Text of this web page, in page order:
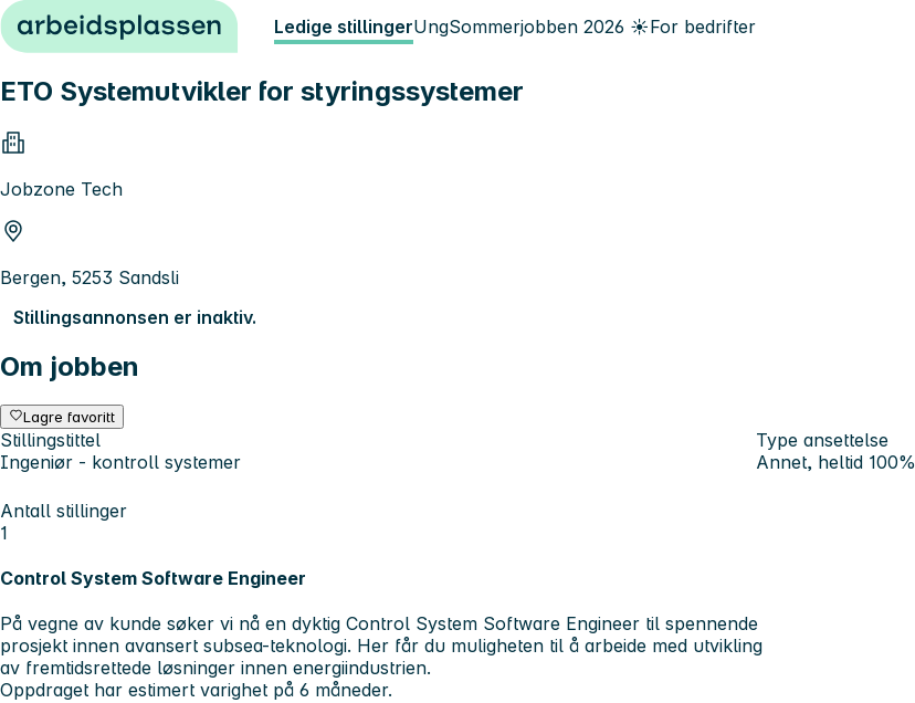
Hopp til innhold Ledige stillingerUngSommerjobben 2026 ☀️For bedrifter
ETO Systemutvikler for styringssystemer
Jobzone Tech
Bergen, 5253 Sandsli
Stillingsannonsen er inaktiv.
Om jobben
Lagre favoritt
Stillingstittel
Ingeniør - kontroll systemer
Type ansettelse
Annet, heltid 100%
Antall stillinger
1
Control System Software Engineer
På vegne av kunde søker vi nå en dyktig Control System Software Engineer til spennende
prosjekt innen avansert subsea-teknologi. Her får du muligheten til å arbeide med utvikling
av fremtidsrettede løsninger innen energiindustrien.
Oppdraget har estimert varighet på 6 måneder.